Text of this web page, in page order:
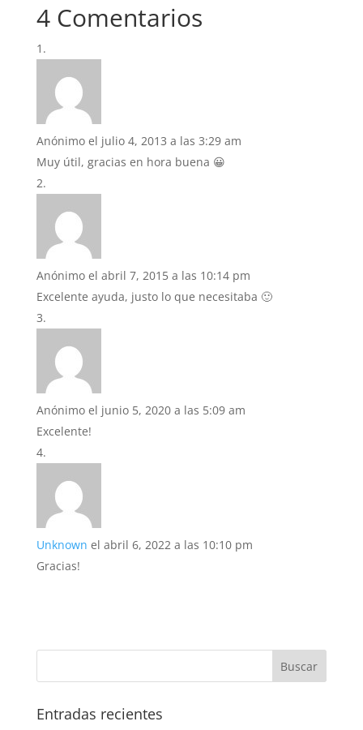
4 Comentarios
Anónimo el julio 4, 2013 a las 3:29 am
Muy útil, gracias en hora buena 😀
Anónimo el abril 7, 2015 a las 10:14 pm
Excelente ayuda, justo lo que necesitaba 🙂
Anónimo el junio 5, 2020 a las 5:09 am
Excelente!
Unknown el abril 6, 2022 a las 10:10 pm
Gracias!
Entradas recientes